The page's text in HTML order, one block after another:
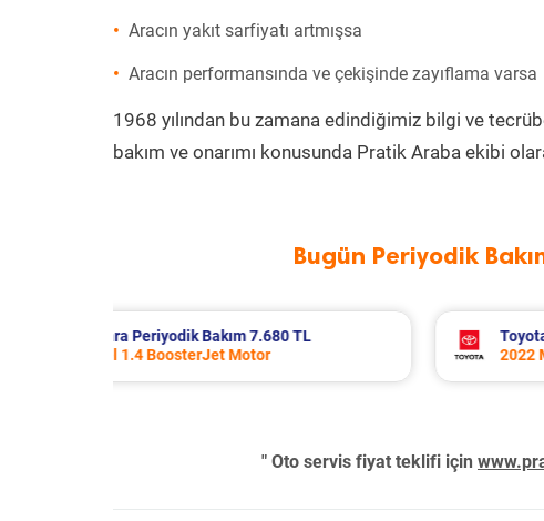
Aracın yakıt sarfiyatı artmışsa
Aracın performansında ve çekişinde zayıflama varsa
1968 yılından bu zamana edindiğimiz bilgi ve
bakım ve onarımı konusunda Pratik Araba ekibi
Bugün Periyodik
Toyota Corolla Periyodik Bakım 10.994 TL
2022 Model 1.8 Hybrid Motor
" Oto servis fiyat teklifi için